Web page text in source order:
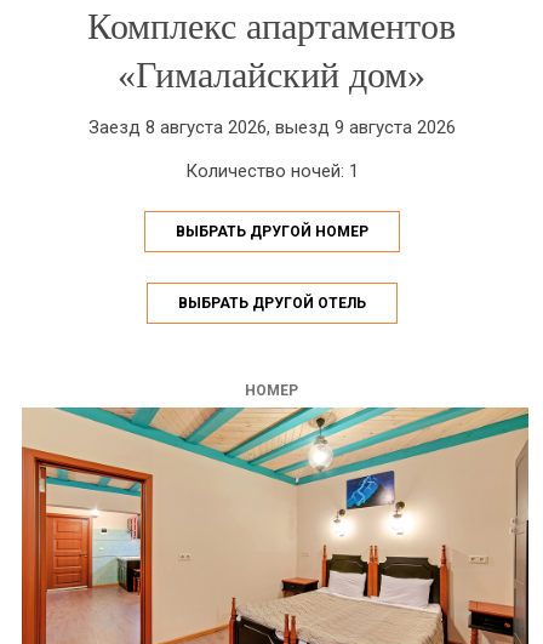
Комплекс апартаментов
«Гималайский дом»
Заезд 8 августа 2026, выезд 9 августа 2026
Количество ночей: 1
ВЫБРАТЬ ДРУГОЙ НОМЕР
ВЫБРАТЬ ДРУГОЙ ОТЕЛЬ
НОМЕР